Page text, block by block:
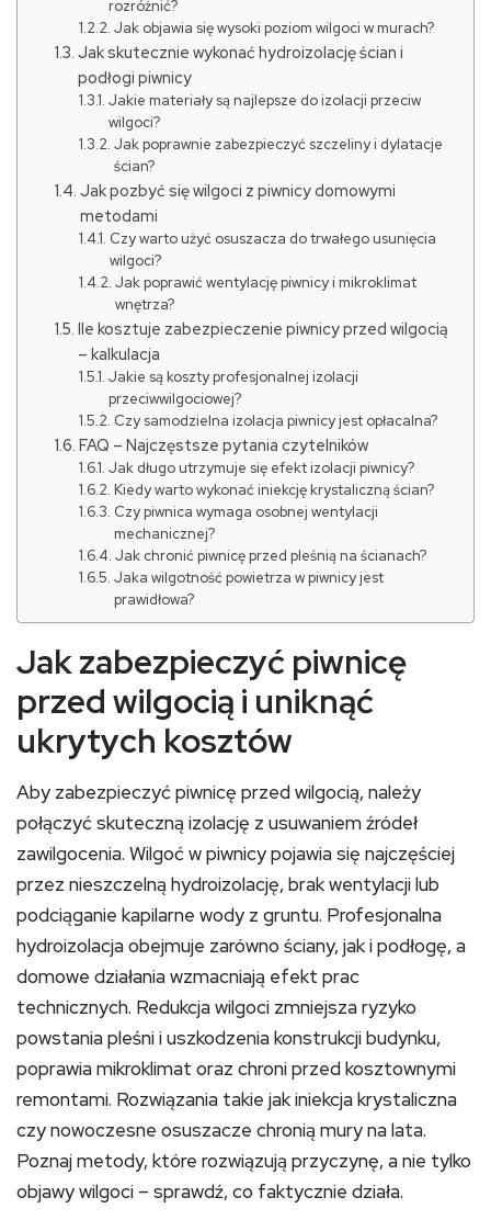
rozróżnić?
Jak objawia się wysoki poziom wilgoci w murach?
Jak skutecznie wykonać hydroizolację ścian i
podłogi piwnicy
Jakie materiały są najlepsze do izolacji przeciw
wilgoci?
Jak poprawnie zabezpieczyć szczeliny i dylatacje
ścian?
Jak pozbyć się wilgoci z piwnicy domowymi
metodami
Czy warto użyć osuszacza do trwałego usunięcia
wilgoci?
Jak poprawić wentylację piwnicy i mikroklimat
wnętrza?
Ile kosztuje zabezpieczenie piwnicy przed wilgocią
– kalkulacja
Jakie są koszty profesjonalnej izolacji
przeciwwilgociowej?
Czy samodzielna izolacja piwnicy jest opłacalna?
FAQ – Najczęstsze pytania czytelników
Jak długo utrzymuje się efekt izolacji piwnicy?
Kiedy warto wykonać iniekcję krystaliczną ścian?
Czy piwnica wymaga osobnej wentylacji
mechanicznej?
Jak chronić piwnicę przed pleśnią na ścianach?
Jaka wilgotność powietrza w piwnicy jest
prawidłowa?
Jak zabezpieczyć piwnicę
przed wilgocią i uniknąć
ukrytych kosztów
Aby zabezpieczyć piwnicę przed wilgocią, należy
połączyć skuteczną izolację z usuwaniem źródeł
zawilgocenia. Wilgoć w piwnicy pojawia się najczęściej
przez nieszczelną hydroizolację, brak wentylacji lub
podciąganie kapilarne wody z gruntu. Profesjonalna
hydroizolacja obejmuje zarówno ściany, jak i podłogę, a
domowe działania wzmacniają efekt prac
technicznych. Redukcja wilgoci zmniejsza ryzyko
powstania pleśni i uszkodzenia konstrukcji budynku,
poprawia mikroklimat oraz chroni przed kosztownymi
remontami. Rozwiązania takie jak iniekcja krystaliczna
czy nowoczesne osuszacze chronią mury na lata.
Poznaj metody, które rozwiązują przyczynę, a nie tylko
objawy wilgoci – sprawdź, co faktycznie działa.